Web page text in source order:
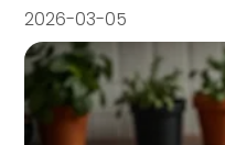
2026-03-05